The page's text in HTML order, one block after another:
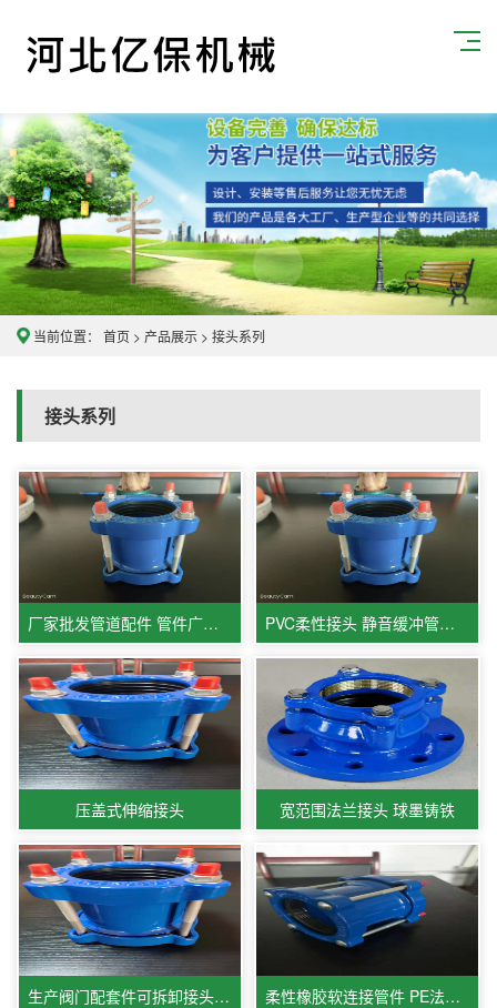
当前位置： 首页 > 产品展示 > 接头系列
接头系列
厂家批发管道配件 管件广范围接头 PVC柔性接头 静音缓冲管道配件
压盖式伸缩接头 宽范围法兰接头 球墨铸铁
生产阀门配套件可拆卸接头 可拆式传力接头 柔性橡胶软连接管件 PE法兰接头